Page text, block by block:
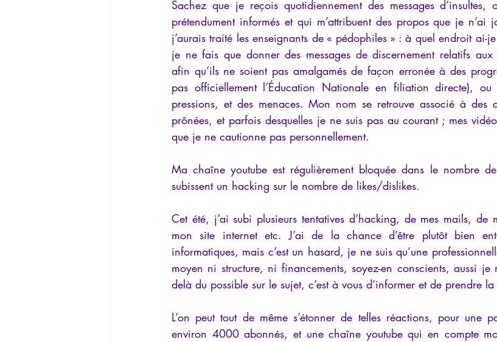
Sachez que je reçois quotidiennement des messages d’insultes,
prétendument informés et qui m’attribuent des propos que je n’ai
j’aurais traité les enseignants de « pédophiles » : à quel endroit ai-
je ne fais que donner des messages de discernement relatifs aux
afin qu’ils ne soient pas amalgamés de façon erronée à des
pas officiellement l’Éducation Nationale en filiation directe), ou
pressions, et des menaces. Mon nom se retrouve associé à des
prônées, et parfois desquelles je ne suis pas au courant ; mes
que je ne cautionne pas personnellement.
Ma chaîne youtube est régulièrement bloquée dans le nombre
subissent un hacking sur le nombre de likes/dislikes.
Cet été, j’ai subi plusieurs tentatives d’hacking, de mes mails, de
mon site internet etc. J’ai de la chance d’être plutôt bien
informatiques, mais c’est un hasard, je ne suis qu’une
moyen ni structure, ni financements, soyez-en conscients, aussi je
delà du possible sur le sujet, c’est à vous d’informer et de prendre la
L’on peut tout de même s’étonner de telles réactions, pour une
environ 4000 abonnés, et une chaîne youtube qui en compte